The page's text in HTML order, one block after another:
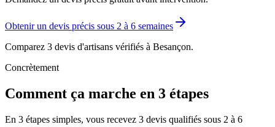
Obtenir un devis précis sous 2 à 6 semaines
Comparez 3 devis d'artisans vérifiés à Besançon.
Concrètement
Comment ça marche en 3 étapes
En 3 étapes simples, vous recevez 3 devis qualifiés sous 2 à 6